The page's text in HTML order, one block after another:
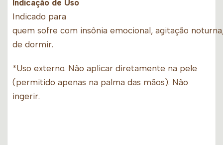
Indicação de Uso
Indicado para
quem sofre com insônia emocional, agitação
de dormir.
*Uso externo. Não aplicar diretamente na pele
(permitido apenas na palma das mãos). Não
ingerir.